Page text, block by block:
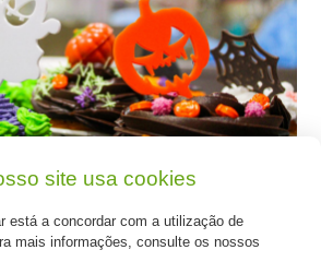
site usa cookies
está a concordar com a utilização de
mais informações, consulte os nossos